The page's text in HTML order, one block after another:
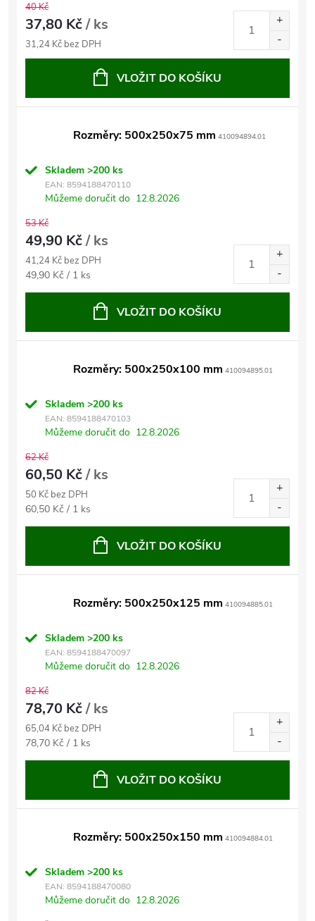
40 Kč
37,80 Kč/ ks
31,24 Kč bez DPH
VLOŽIT DO KOŠÍKU
Rozměry: 500x250x75 mm 410094894.01
Skladem >200 ks
EAN: 8594188470110
Můžeme doručit do 12.8.2026
53 Kč
49,90 Kč/ ks
41,24 Kč bez DPH
Měrná
cena:
49,90 Kč / 1 ks
VLOŽIT DO KOŠÍKU
Rozměry: 500x250x100 mm 410094895.01
Skladem >200 ks
EAN: 8594188470103
Můžeme doručit do 12.8.2026
62 Kč
60,50 Kč/ ks
50 Kč bez DPH
Měrná
cena:
60,50 Kč / 1 ks
VLOŽIT DO KOŠÍKU
Rozměry: 500x250x125 mm 410094885.01
Skladem >200 ks
EAN: 8594188470097
Můžeme doručit do 12.8.2026
82 Kč
78,70 Kč/ ks
65,04 Kč bez DPH
Měrná
cena:
78,70 Kč / 1 ks
VLOŽIT DO KOŠÍKU
Rozměry: 500x250x150 mm 410094884.01
Skladem >200 ks
EAN: 8594188470080
Můžeme doručit do 12.8.2026